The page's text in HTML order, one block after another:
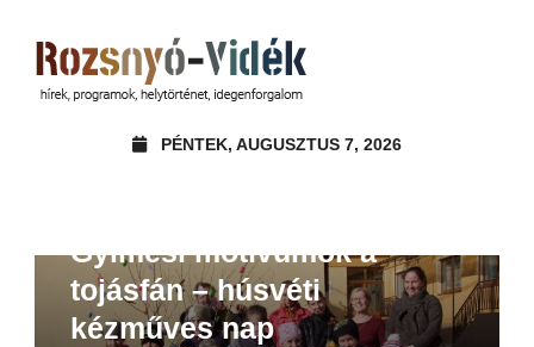
PÉNTEK, AUGUSZTUS 7, 2026
Gyimesi motívumok a
tojásfán – húsvéti
kézműves nap